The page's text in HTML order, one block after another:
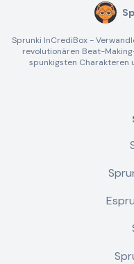
Sprunki InCrediBox -
revolutionären Beat-
spunkigsten Charakteren